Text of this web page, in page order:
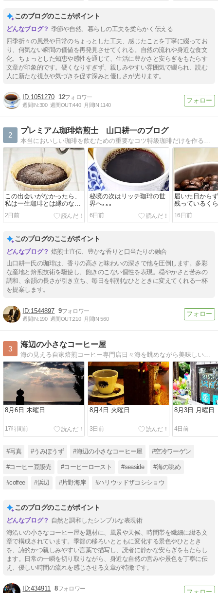
このブログのここがポイント
季節や自然、暮らしの工夫を柔らかく伝える
四季折々の風景や日常のちょっとした工夫、感じたことを丁寧に綴ってお
り、何気ない瞬間の価値を再発見させてくれる。自然の流れや身近な食文
化、ちょっとした知恵や感性を通じて、生活に豊かさと安らぎをもたらす
文章が印象的です。硬くなりすぎず、親しみやすい雰囲気で綴られ、読む
人に新たな視点や気づきを促す深みと優しさが光ります。
1051270 12
週間IN:300 週間OUT:440 月間IN:1140
2
プレミアム珈琲焙煎士 山口耕一のブログ
本当においしい珈琲を飲むための重要なコツ特級珈琲だけを作る職人 プレミアム珈琲焙煎士が、本当においしい珈琲について語る。
この出会いがなかったら、
私は一生珈琲とは縁のない
人生だったのではないか？
2日前
秘境の次はリッチ珈琲の世
界へ｡｡｡
6日前
届いた日から
残っているく
です珈琲のイ
った、めっち
16日前
このブログのここがポイント
焙煎士直伝、豊かな香りと口当たりの融合
山口耕一氏の珈琲は、香りの高さと味わいの深さで他を圧倒します。多彩
な産地と焙煎技術を駆使し、飽きのこない個性を表現。穏やかさと苦みの
調和、余韻の長さが引き立ち、毎日を特別なひとときに変えてくれる一杯
を提案します。
1544897 9
週間IN:190 週間OUT:210 月間IN:560
3
海辺の小さなコーヒー屋
海の見える自家焙煎コーヒー専門店日々海を眺めながら美味しいコーヒーを焙煎しています、その日その時の撮影をたのしんでいるうみぼうずのひとりごと
8月6日 木曜日
17時間前
8月4日 火曜日
3日前
8月3日 月曜日
4日前
#写真 #うみぼうず #海辺の小さなコーヒー屋 #空冷ワーゲン
#コーヒー豆販売 #コーヒーロースト #seaside #海の眺め
#coffee #浜辺 #片野海岸 #ハリウッドザコシショウ
このブログのここがポイント
自然と調和したシンプルな表現術
海沿いの小さなコーヒー屋を題材に、風景や天候、時間帯を繊細に綴る文
章で構成されています。季節の移ろいとともに変化する景色やひととき
を、詩的かつ親しみやすい言葉で描写し、読者に静かな安らぎをもたらし
ます。日常の一瞬を切り取りながら、身近な自然の営みや景色を丁寧に伝
え、優しい時間の流れを感じさせる文章が特徴です。
434911 8